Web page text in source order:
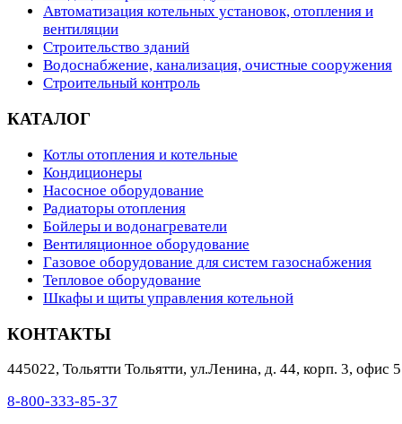
Автоматизация котельных установок, отопления и
вентиляции
Строительство зданий
Водоснабжение, канализация, очистные сооружения
Строительный контроль
КАТАЛОГ
Котлы отопления и котельные
Кондиционеры
Насосное оборудование
Радиаторы отопления
Бойлеры и водонагреватели
Вентиляционное оборудование
Газовое оборудование для систем газоснабжения
Тепловое оборудование
Шкафы и щиты управления котельной
КОНТАКТЫ
445022, Тольятти Тольятти, ул.Ленина, д. 44, корп. 3, офис 5
8-800-333-85-37